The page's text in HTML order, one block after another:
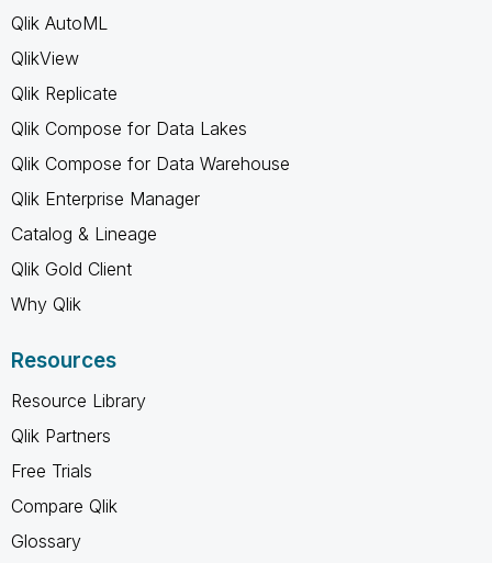
Qlik AutoML
QlikView
Qlik Replicate
Qlik Compose for Data Lakes
Qlik Compose for Data Warehouse
Qlik Enterprise Manager
Catalog & Lineage
Qlik Gold Client
Why Qlik
Resources
Resource Library
Qlik Partners
Free Trials
Compare Qlik
Glossary